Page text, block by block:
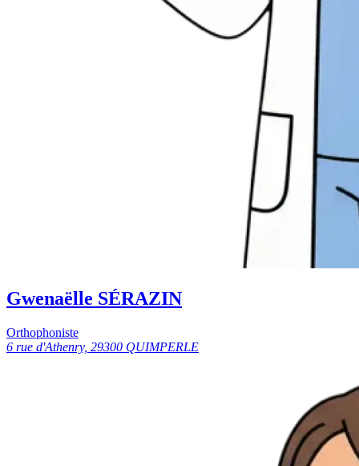
Gwenaëlle SÉRAZIN
Orthophoniste
6 rue d'Athenry, 29300 QUIMPERLE